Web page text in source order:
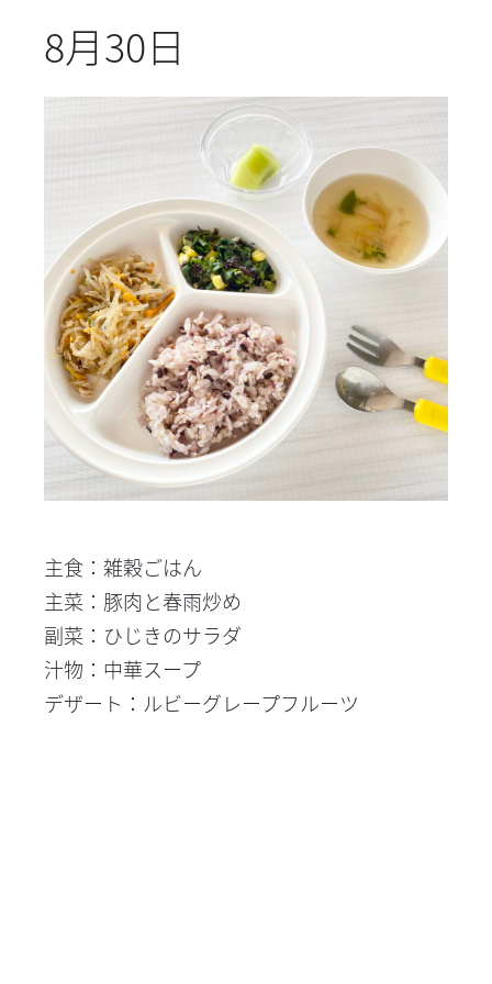
8月30日
主食：雑穀ごはん
主菜：豚肉と春雨炒め
副菜：ひじきのサラダ
汁物：中華スープ
デザート：ルビーグレープフルーツ